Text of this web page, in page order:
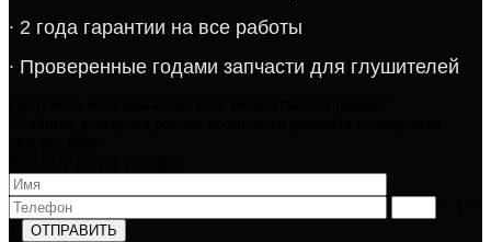
∙​ 2 года гарантии на все работы​​​
∙​ Проверенные годами запчасти для глушителей​